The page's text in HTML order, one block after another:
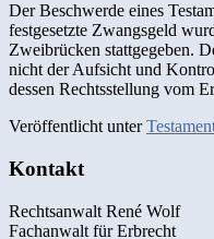
Der Beschwerde eines
festgesetzte Zwangsgeld
Zweibrücken stattgegeben.
nicht der Aufsicht und
dessen Rechtsstellung vom
Veröffentlicht unter
Kontakt
Rechtsanwalt René Wolf
Fachanwalt für Erbrecht